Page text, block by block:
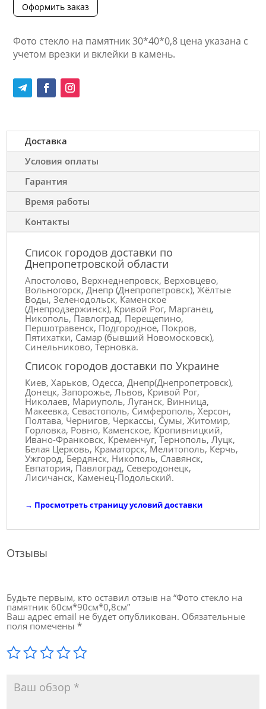
Оформить заказ
Фото стекло на памятник 30*40*0,8 цена указана с
учетом врезки и вклейки в камень.
Доставка
Условия оплаты
Гарантия
Время работы
Контакты
Список городов доставки по
Днепропетровской области
Апостолово, Верхнеднепровск, Верховцево,
Вольногорск, Днепр (Днепропетровск), Жёлтые
Воды, Зеленодольск, Каменское
(Днепродзержинск), Кривой Рог, Марганец,
Никополь, Павлоград, Перещепино,
Першотравенск, Подгородное, Покров,
Пятихатки, Самар (бывший Новомосковск),
Синельниково, Терновка.
Список городов доставки по Украине
Киев, Харьков, Одесса, Днепр(Днепропетровск),
Донецк, Запорожье, Львов, Кривой Рог,
Николаев, Мариуполь, Луганск, Винница,
Макеевка, Севастополь, Симферополь, Херсон,
Полтава, Чернигов, Черкассы, Сумы, Житомир,
Горловка, Ровно, Каменское, Кропивницкий,
Ивано-Франковск, Кременчуг, Тернополь, Луцк,
Белая Церковь, Краматорск, Мелитополь, Керчь,
Ужгород, Бердянск, Никополь, Славянск,
Евпатория, Павлоград, Северодонецк,
Лисичанск, Каменец-Подольский.
→ Просмотреть страницу условий доставки
Отзывы
Будьте первым, кто оставил отзыв на “Фото стекло на
памятник 60см*90см*0,8см”
Ваш адрес email не будет опубликован. Обязательные
поля помечены*